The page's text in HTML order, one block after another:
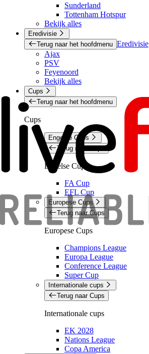
Sunderland
Tottenham Hotspur
Bekijk alles
Eredivisie
Terug naar het hoofdmenu Eredivisie
Ajax
PSV
Feyenoord
Bekijk alles
Cups
Terug naar het hoofdmenu
Cups
Engelse Cups
Terug naar Cups
Engelse Cups
FA Cup
EFL Cup
Europese Cups
Terug naar Cups
Europese Cups
Champions League
Europa League
Conference League
Super Cup
Internationale cups
Terug naar Cups
Internationale cups
EK 2028
Nations League
Copa America